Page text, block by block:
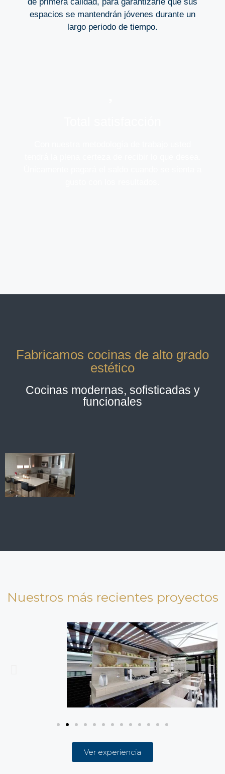
de primera calidad, para garantizarle que sus
espacios se mantendrán jóvenes durante un
largo periodo de tiempo.
Fabricamos cocinas de alto grado
estético
Cocinas modernas, sofisticadas y
funcionales
Nuestros más recientes proyectos
Ver experiencia